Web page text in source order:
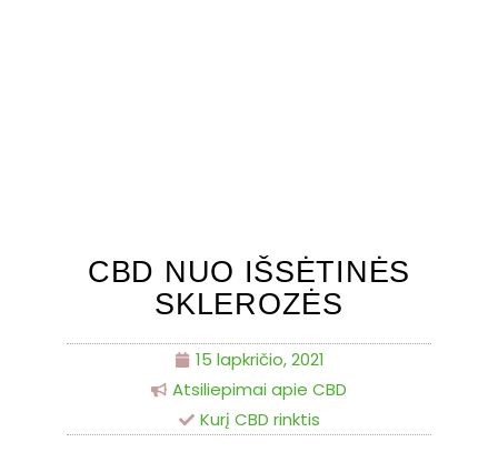
CBD NUO IŠSĖTINĖS
SKLEROZĖS
15 lapkričio, 2021
Atsiliepimai apie CBD
Kurį CBD rinktis